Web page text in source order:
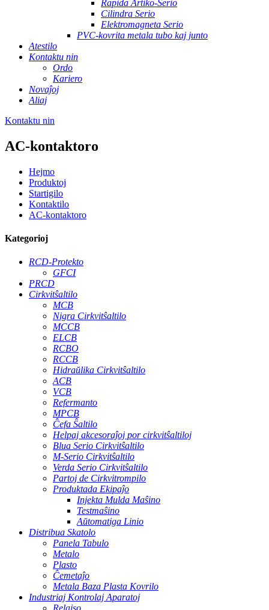
Rapida Artiko-Serio
Cilindra Serio
Elektromagneta Serio
PVC-kovrita metala tubo kaj junto
Atestilo
Kontaktu nin
Ordo
Kariero
Novaĵoj
Aliaj
Kontaktu nin
AC-kontaktoro
Hejmo
Produktoj
Startigilo
Kontaktilo
AC-kontaktoro
Kategorioj
RCD-Protekto
GFCI
PRCD
Cirkvitŝaltilo
MCB
Nigra Cirkvitŝaltilo
MCCB
ELCB
RCBO
RCCB
Hidraŭlika Cirkvitŝaltilo
ACB
VCB
Refermanto
MPCB
Ĉefa Ŝaltilo
Helpaj akcesoraĵoj por cirkvitŝaltiloj
Blua Serio Cirkvitŝaltilo
M-Serio Cirkvitŝaltilo
Verda Serio Cirkvitŝaltilo
Partoj de Cirkvitrompilo
Produktada Ekipaĵo
Injekta Mulda Maŝino
Testmaŝino
Aŭtomatiga Linio
Distribua Skatolo
Panela Tabulo
Metalo
Plasto
Ĉemetaĵo
Metala Baza Plasta Kovrilo
Industriaj Kontrolaj Aparatoj